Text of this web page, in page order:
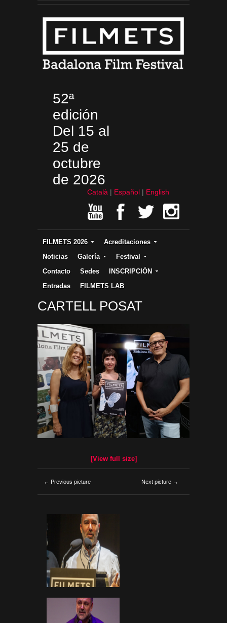
52ª
edición
Del 15 al
25 de
octubre
de 2026
Català Español English
FILMETS 2026
Acreditaciones
Noticias
Galería
Festival
Contacto
Sedes
INSCRIPCIÓN
Entradas
FILMETS LAB
CARTELL POSAT
[View full size]
← Previous picture Next picture →